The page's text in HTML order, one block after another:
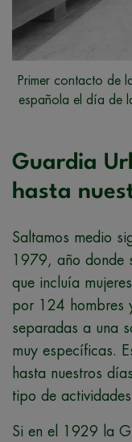
Primer contacto de
española el día de
Guardia
hasta
Saltamos medio
1979, año donde
que incluía
por 124 hombres
separadas a una
muy específicas.
hasta nuestros
tipo de
Si en el 1929 la